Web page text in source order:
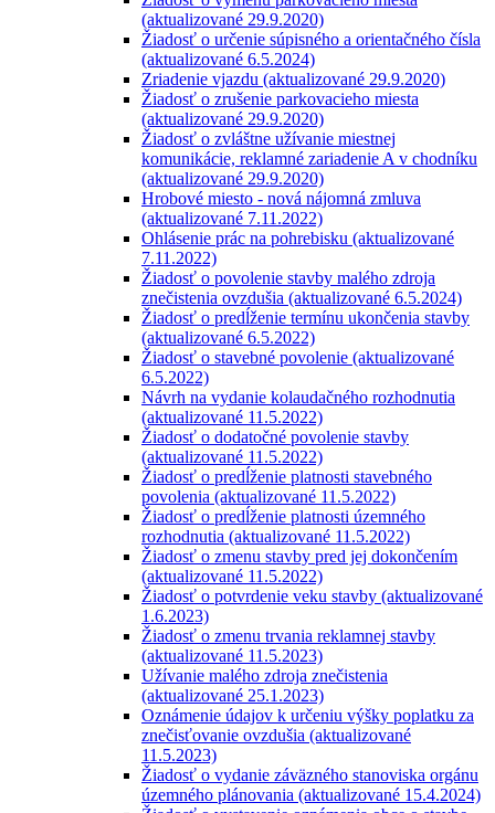
(aktualizované 29.9.2020)
Žiadosť o určenie súpisného a orientačného čísla
(aktualizované 6.5.2024)
Zriadenie vjazdu (aktualizované 29.9.2020)
Žiadosť o zrušenie parkovacieho miesta
(aktualizované 29.9.2020)
Žiadosť o zvláštne užívanie miestnej
komunikácie, reklamné zariadenie A v chodníku
(aktualizované 29.9.2020)
Hrobové miesto - nová nájomná zmluva
(aktualizované 7.11.2022)
Ohlásenie prác na pohrebisku (aktualizované
7.11.2022)
Žiadosť o povolenie stavby malého zdroja
znečistenia ovzdušia (aktualizované 6.5.2024)
Žiadosť o predĺženie termínu ukončenia stavby
(aktualizované 6.5.2022)
Žiadosť o stavebné povolenie (aktualizované
6.5.2022)
Návrh na vydanie kolaudačného rozhodnutia
(aktualizované 11.5.2022)
Žiadosť o dodatočné povolenie stavby
(aktualizované 11.5.2022)
Žiadosť o predĺženie platnosti stavebného
povolenia (aktualizované 11.5.2022)
Žiadosť o predĺženie platnosti územného
rozhodnutia (aktualizované 11.5.2022)
Žiadosť o zmenu stavby pred jej dokončením
(aktualizované 11.5.2022)
Žiadosť o potvrdenie veku stavby (aktualizované
1.6.2023)
Žiadosť o zmenu trvania reklamnej stavby
(aktualizované 11.5.2023)
Užívanie malého zdroja znečistenia
(aktualizované 25.1.2023)
Oznámenie údajov k určeniu výšky poplatku za
znečisťovanie ovzdušia (aktualizované
11.5.2023)
Žiadosť o vydanie záväzného stanoviska orgánu
územného plánovania (aktualizované 15.4.2024)